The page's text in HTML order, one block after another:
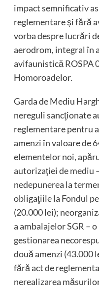
impact semnificativ
reglementare şi fără
vorba despre lucrări
aerodrom, integral în
avifaunistică ROSPA
Homoroadelor.
Garda de Mediu
nereguli sancţionate
reglementare pentru
amenzi în valoare de
elementelor noi,
autorizaţiei de mediu
nedepunerea la
obligaţiile la Fondul
(20.000 lei);
a ambalajelor SGR –
gestionarea
două amenzi (43.000
fără act de
nerealizarea